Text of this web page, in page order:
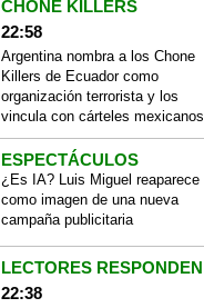
CHONE KILLERS
22:58
Argentina nombra a los Chone
Killers de Ecuador como
organización terrorista y los
vincula con cárteles mexicanos
ESPECTÁCULOS
¿Es IA? Luis Miguel reaparece
como imagen de una nueva
campaña publicitaria
LECTORES RESPONDEN
22:38